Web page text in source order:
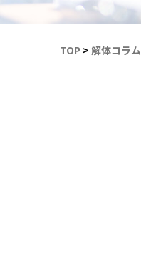
TOP > 解体コラム